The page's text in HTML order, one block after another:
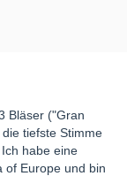
Bläser ("Gran
tiefste Stimme
habe eine
of Europe und bin